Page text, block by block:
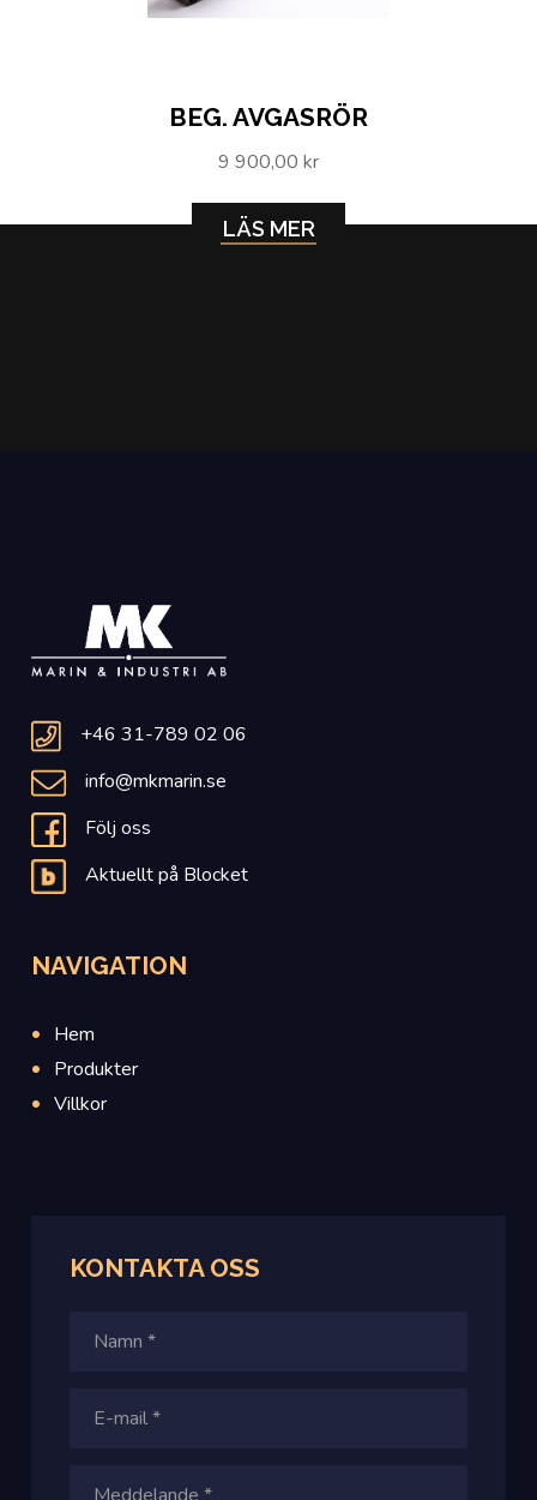
BEG. AVGASRÖR
9 900,00 kr
LÄS MER
+46 31-789 02 06
info@mkmarin.se
Följ oss
Aktuellt på Blocket
NAVIGATION
Hem
Produkter
Villkor
KONTAKTA OSS